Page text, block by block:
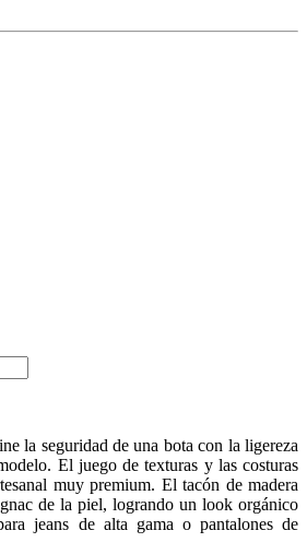
la seguridad de una bota con la ligereza
El juego de texturas y las costuras
muy premium. El tacón de madera
de la piel, logrando un look orgánico
jeans de alta gama o pantalones de